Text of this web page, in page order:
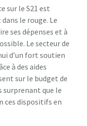
sur le S21 est
le rouge. Le
ses dépenses et à
Le secteur de
d’un fort soutien
à des aides
sur le budget de
surprenant que le
ces dispositifs en